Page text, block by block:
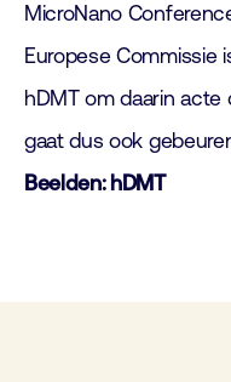
MicroNano
Europese Commissie
hDMT om daarin
gaat dus ook
Beelden: hDMT